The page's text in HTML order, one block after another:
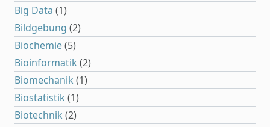
Big Data (1)
Bildgebung (2)
Biochemie(5)
Bioinformatik (2)
Biomechanik (1)
Biostatistik (1)
Biotechnik (2)